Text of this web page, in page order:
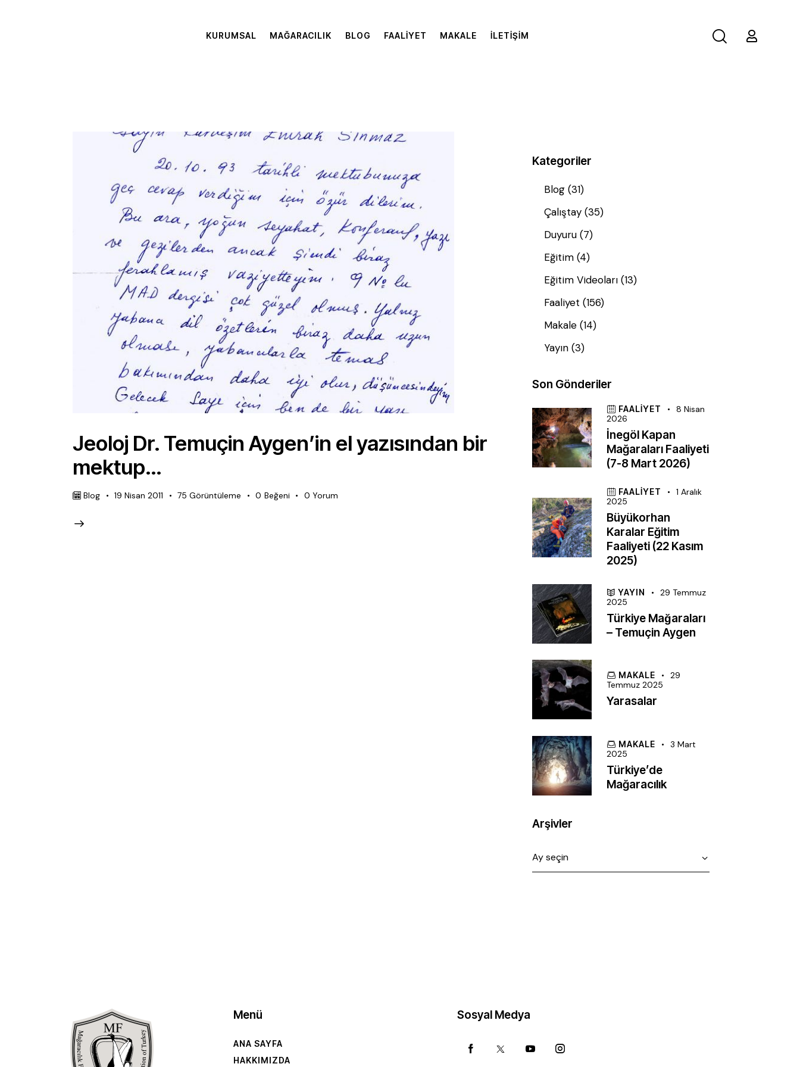
KURUMSAL MAĞARACILIK BLOG FAALIYET MAKALE İLETIŞIM
Jeoloj Dr. Temuçin Aygen’in el yazısından bir
mektup…
Blog 19 Nisan 2011 75 Görüntüleme 0 Beğeni 0 Yorum
Kategoriler
Blog (31)
Çalıştay (35)
Duyuru (7)
Eğitim (4)
Eğitim Videoları (13)
Faaliyet (156)
Makale (14)
Yayın (3)
Son Gönderiler
FAALIYET
8 Nisan
2026
İnegöl Kapan
Mağaraları Faaliyeti
(7-8 Mart 2026)
FAALIYET
1 Aralık
2025
Büyükorhan
Karalar Eğitim
Faaliyeti (22 Kasım
2025)
YAYIN
29 Temmuz
2025
Türkiye Mağaraları
– Temuçin Aygen
MAKALE
29
Temmuz 2025
Yarasalar
MAKALE
3 Mart
2025
Türkiye’de
Mağaracılık
Arşivler
Menü
ANA SAYFA
HAKKIMIZDA
Sosyal Medya